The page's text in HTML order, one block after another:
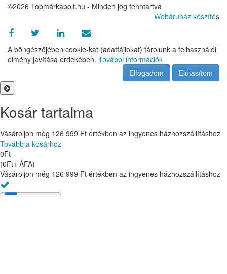
©2026 Topmárkabolt.hu - Minden jog fenntartva
Webáruház készítés
A böngészőjében cookie-kat (adatfájlokat) tárolunk a felhasználói
élmény javítása érdekében. További információk
Elfogadom
Elutasítom
Kosár tartalma
Vásároljon még 126 999 Ft értékben az ingyenes házhozszállításhoz
Tovább a kosárhoz
0Ft
(0Ft+ ÁFA)
Vásároljon még 126 999 Ft értékben az ingyenes házhozszállításhoz